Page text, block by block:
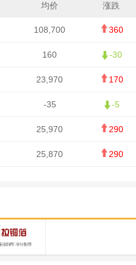
均价 涨跌
108,700 360
160 -30
23,970 170
-35 -5
25,970 290
25,870 290
15,105 -70